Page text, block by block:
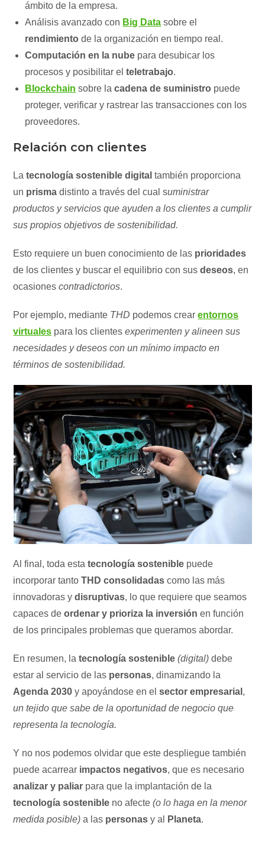
ámbito de la empresa.
Análisis avanzado con Big Data sobre el
rendimiento de la organización en tiempo real.
Computación en la nube para desubicar los
procesos y posibilitar elteletrabajo.
Blockchain sobre lacadena de suministro puede
proteger, verificar y rastrear las transacciones con los
proveedores.
Relación con clientes
Latecnología sostenible digital también proporciona
un prisma distinto a través del cual suministrar
productos y servicios que ayuden a los clientes a cumplir
sus propios objetivos de sostenibilidad.
Esto requiere un buen conocimiento de las prioridades
de los clientes y buscar el equilibrio con susdeseos, en
ocasionescontradictorios.
Por ejemplo, mediante THD podemos crearentornos
virtuales para los clientesexperimenten y alineen sus
necesidades y deseos con un mínimo impacto en
términos de sostenibilidad.
Al final, toda estatecnología sostenible puede
incorporar tantoTHD consolidadas como las más
innovadoras ydisruptivas, lo que requiere que seamos
capaces deordenar y prioriza la inversión en función
de los principales problemas que queramos abordar.
En resumen, latecnología sostenible(digital) debe
estar al servicio de las personas, dinamizando la
Agenda 2030 y apoyándose en elsector empresarial ,
un tejido que sabe de la oportunidad de negocio que
representa la tecnología.
Y no nos podemos olvidar que este despliegue también
puede acarrear impactos negativos, que es necesario
analizar y paliar para que la implantación de la
tecnología sostenible no afecte(o lo haga en la menor
medida posible) a las personas y al Planeta.